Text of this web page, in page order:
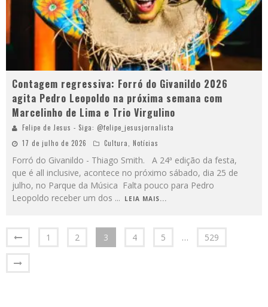
Contagem regressiva: Forró do Givanildo 2026
agita Pedro Leopoldo na próxima semana com
Marcelinho de Lima e Trio Virgulino
Felipe de Jesus - Siga: @felipe_jesusjornalista
17 de julho de 2026
Cultura, Notícias
Forró do Givanildo - Thiago Smith. A 24ª edição da festa,
que é all inclusive, acontece no próximo sábado, dia 25 de
julho, no Parque da Música Falta pouco para Pedro
Leopoldo receber um dos ... LEIA MAIS...
1 2 3 4 5 … 529